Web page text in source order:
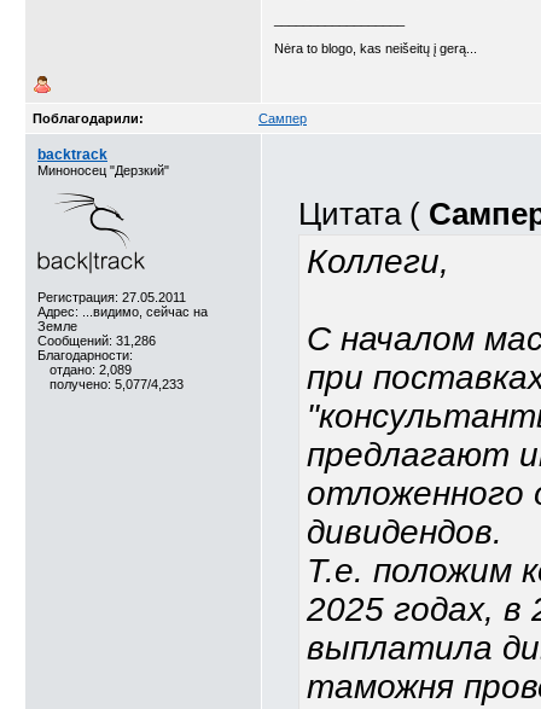
Nėra to blogo, kas neišeitų į gerą...
Поблагодарили: Сампер
backtrack
Миноносец "Дерзкий"
Регистрация: 27.05.2011
Адрес: ...видимо, сейчас на
Земле
Сообщений: 31,286
Благодарности:
отдано: 2,089
получено: 5,077/4,233
Цитата (
Коллеги,
С началом
при
предлагают
отложенного
дивидендов.
Т.е. положим
2025 годах, в
выплатила
таможня